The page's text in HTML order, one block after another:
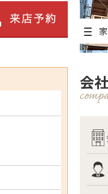
会